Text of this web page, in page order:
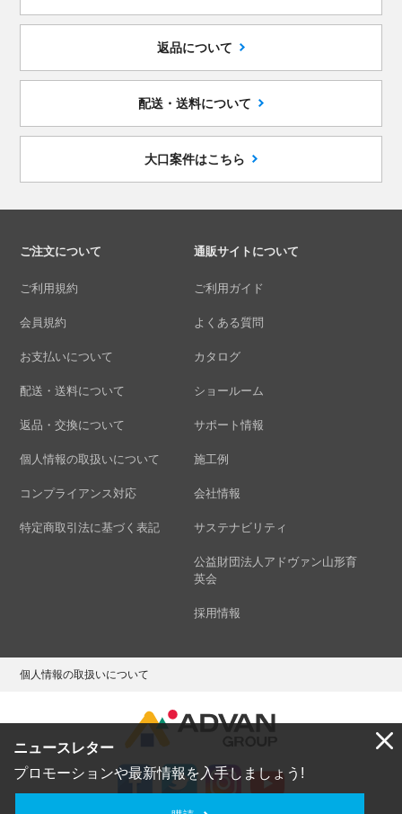
ニュースレター
プロモーションや最新情報を入手しましょう!
返品について
配送・送料について
大口案件はこちら
ご注文について
ご利用規約
会員規約
お支払いについて
配送・送料について
返品・交換について
個人情報の取扱いについて
コンプライアンス対応
特定商取引法に基づく表記
通販サイトについて
ご利用ガイド
よくある質問
カタログ
ショールーム
サポート情報
施工例
会社情報
サステナビリティ
公益財団法人アドヴァン山形育
英会
採用情報
個人情報の取扱いについて